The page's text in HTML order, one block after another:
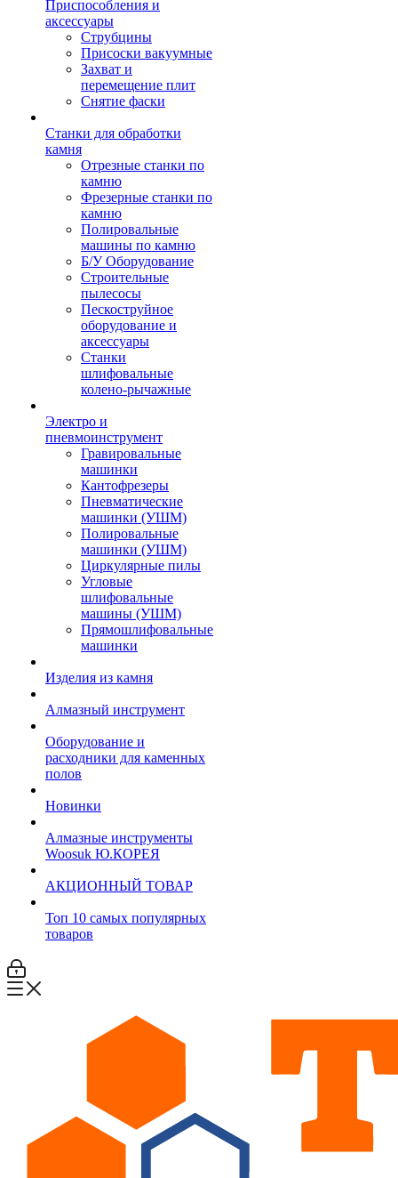
Приспособления и
аксессуары
Струбцины
Присоски вакуумные
Захват и
перемещение плит
Снятие фаски
Станки для обработки
камня
Отрезные станки по
камню
Фрезерные станки по
камню
Полировальные
машины по камню
Б/У Оборудование
Строительные
пылесосы
Пескоструйное
оборудование и
аксессуары
Станки
шлифовальные
колено-рычажные
Электро и
пневмоинструмент
Гравировальные
машинки
Кантофрезеры
Пневматические
машинки (УШМ)
Полировальные
машинки (УШМ)
Циркулярные пилы
Угловые
шлифовальные
машины (УШМ)
Прямошлифовальные
машинки
Изделия из камня
Алмазный инструмент
Оборудование и
расходники для каменных
полов
Новинки
Алмазные инструменты
Woosuk Ю.КОРЕЯ
АКЦИОННЫЙ ТОВАР
Топ 10 самых популярных
товаров